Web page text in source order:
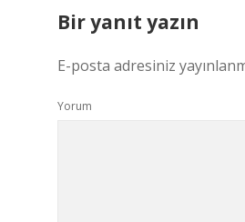
Bir yanıt yazın
E-posta adresiniz
Yorum